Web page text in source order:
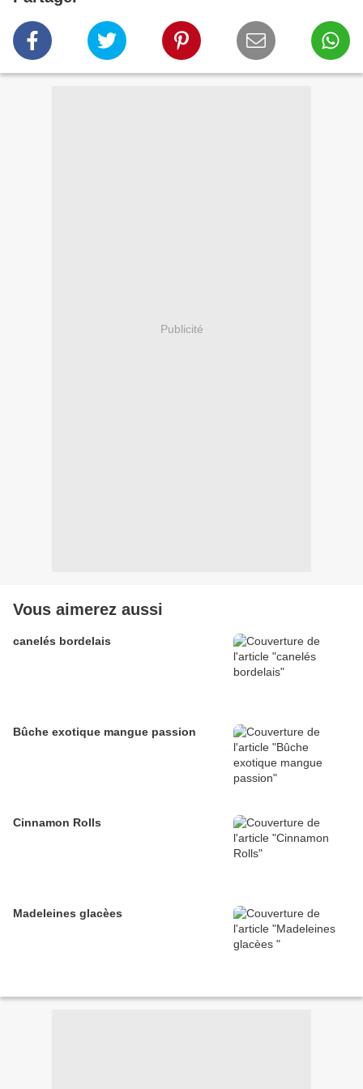
Publicité
Vous aimerez aussi
canelés bordelais
Bûche exotique mangue passion
Cinnamon Rolls
Madeleines glacèes